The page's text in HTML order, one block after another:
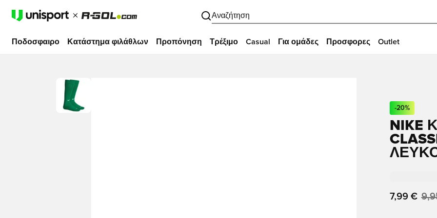
Αναζήτηση
Ποδοσφαιρο Κατάστημα φιλάθλων Προπόνηση Τρέξιμο Casual Για ομάδες Προσφορες Outlet
-20%
NIKE
7,99 €